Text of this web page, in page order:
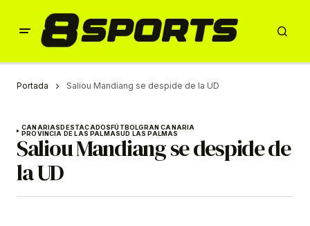
Portada Saliou Mandiang se despide de la UD
CANARIASDESTACADOSFÚTBOLGRAN CANARIA
PROVINCIA DE LAS PALMASUD LAS PALMAS
Saliou Mandiang se despide de
la UD